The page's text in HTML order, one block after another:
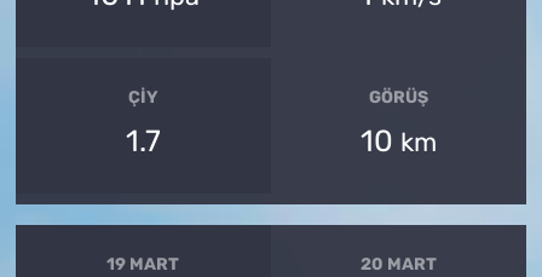
ÇIY
1.7
GÖRÜŞ
10 km
19 MART 20 MART